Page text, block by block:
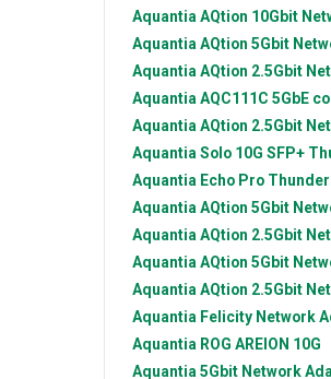
Aquantia AQtion 10Gbit
Aquantia AQtion 5Gbit
Aquantia AQtion 2.5Gbit
Aquantia AQC111C 5GbE
Aquantia AQtion 2.5Gbit
Aquantia Solo 10G SFP+
Aquantia Echo Pro
Aquantia AQtion 5Gbit
Aquantia AQtion 2.5Gbit
Aquantia AQtion 5Gbit
Aquantia AQtion 2.5Gbit
Aquantia Felicity Network
Aquantia ROG AREION 10G
Aquantia 5Gbit Network